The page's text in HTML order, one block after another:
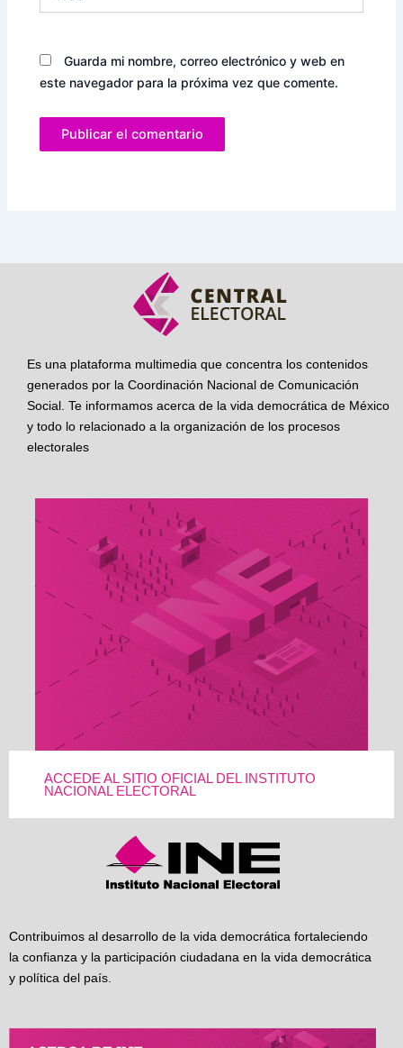
Guarda mi nombre, correo electrónico y web en
este navegador para la próxima vez que comente.
Es una plataforma multimedia que concentra los contenidos
generados por la Coordinación Nacional de Comunicación
Social. Te informamos acerca de la vida democrática de México
y todo lo relacionado a la organización de los procesos
electorales
ACCEDE AL SITIO OFICIAL DEL INSTITUTO
NACIONAL ELECTORAL
Contribuimos al desarrollo de la vida democrática fortaleciendo
la confianza y la participación ciudadana en la vida democrática
y política del país.